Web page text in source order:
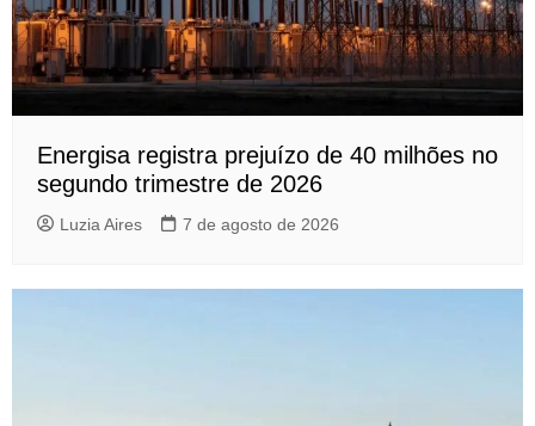
Energisa registra prejuízo de 40 milhões no
segundo trimestre de 2026
Luzia Aires 7 de agosto de 2026